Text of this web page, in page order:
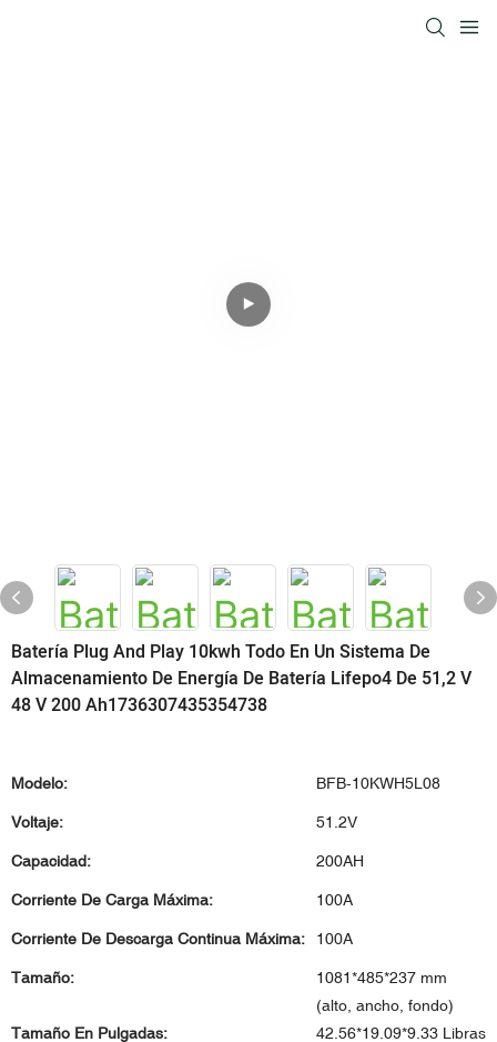
Batería Plug And Play 10kwh Todo En Un Sistema De
Almacenamiento De Energía De Batería Lifepo4 De 51,2 V
48 V 200 Ah1736307435354738
Modelo: BFB-10KWH5L08
Voltaje: 51.2V
Capacidad: 200AH
Corriente De Carga Máxima: 100A
Corriente De Descarga Continua Máxima: 100A
Tamaño:
1081*485*237 mm
(alto, ancho, fondo)
Tamaño En Pulgadas:
42.56*19.09*9.33 Libras